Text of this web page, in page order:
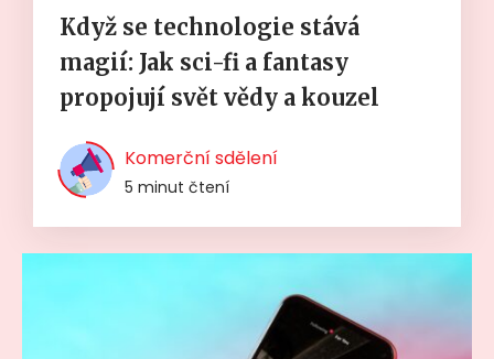
Když se technologie stává
magií: Jak sci-fi a fantasy
propojují svět vědy a kouzel
Komerční sdělení
5 minut čtení